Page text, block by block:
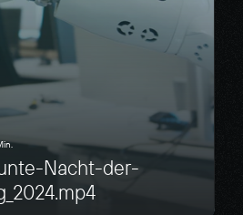
Nacht-der-